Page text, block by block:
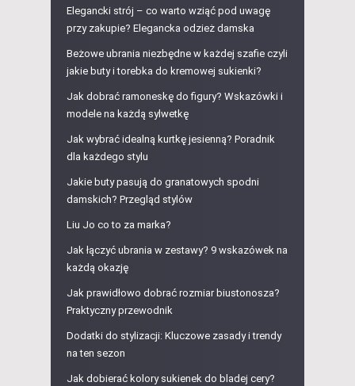
Elegancki strój – co warto wziąć pod uwagę
przy zakupie? Elegancka odzież damska
Beżowe ubrania niezbędne w każdej szafie czyli
jakie buty i torebka do kremowej sukienki?
Jak dobrać ramoneskę do figury? Wskazówki i
modele na każdą sylwetkę
Jak wybrać idealną kurtkę jesienną? Poradnik
dla każdego stylu
Jakie buty pasują do granatowych spodni
damskich? Przegląd stylów
Liu Jo co to za marka?
Jak łączyć ubrania w zestawy? 9 wskazówek na
każdą okazję
Jak prawidłowo dobrać rozmiar biustonosza?
Praktyczny przewodnik
Dodatki do stylizacji: Kluczowe zasady i trendy
na ten sezon
Jak dobierać kolory sukienek do bladej cery?